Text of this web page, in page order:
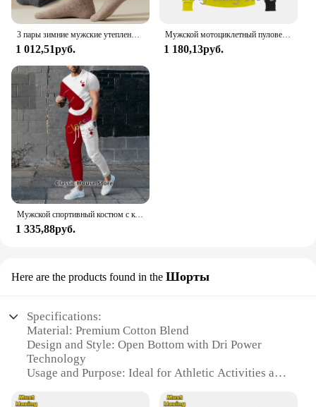
3 пары зимние мужские утепленные теплые полосатые носки из мериносовой шерсти Модные мужские зимние носки модные повседневные спортивные махровые Длинные
1 012,51руб.
Мужской мотоциклетный пуловер с 3D принтом для любителей внедорожных видов спорта, осень/зима 2023, повседневная толстовка с капюшоном для улицы, хип-хопа, гонок, раллий
1 180,13руб.
Мужской спортивный костюм с коротким рукавом, принтом 3D и футболкой
1 335,88руб.
Here are the products found in the Шорты
Specifications:
Material: Premium Cotton Blend
Design and Style: Open Bottom with Dri Power
Technology
Usage and Purpose: Ideal for Athletic Activities and
Performance and Property: Moisture-Wicking and